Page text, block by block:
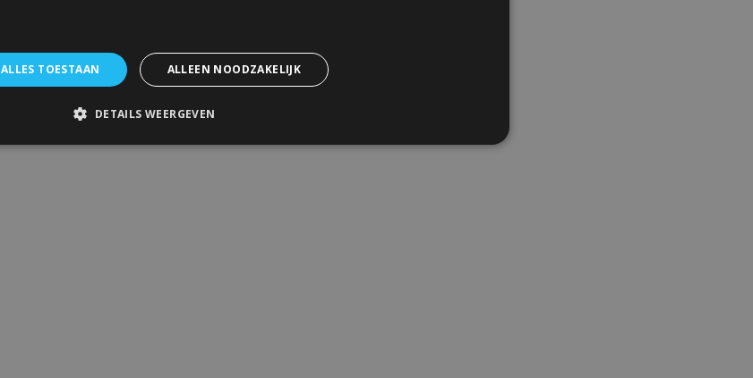
ALLES TOESTAAN ALLEEN NOODZAKELIJK
DETAILS WEERGEVEN